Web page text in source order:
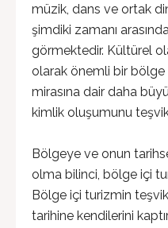
müzik, dans ve ortak
şimdiki zamanı
görmektedir. Kültürel
olarak önemli bir bölge
mirasına dair daha
kimlik oluşumunu
Bölgeye ve onun
olma bilinci, bölge içi
Bölge içi turizmin
tarihine kendilerini